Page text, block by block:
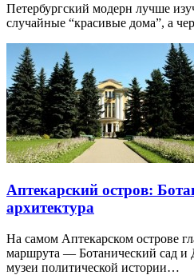
Петербургский модерн лучше
случайные “красивые дома”, а
Аптекарский остров:
архитектура
На самом Аптекарском острове
маршрута — Ботанический сад
музеи политической истории…